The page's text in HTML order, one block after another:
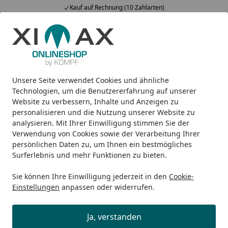
Unsere Seite verwendet Cookies und ähnliche
Technologien, um die Benutzererfahrung auf unserer
Website zu verbessern, Inhalte und Anzeigen zu
personalisieren und die Nutzung unserer Website zu
analysieren. Mit Ihrer Einwilligung stimmen Sie der
Verwendung von Cookies sowie der Verarbeitung Ihrer
persönlichen Daten zu, um Ihnen ein bestmögliches
Surferlebnis und mehr Funktionen zu bieten.
Sie können Ihre Einwilligung jederzeit in den Cookie-
Einstellungen anpassen oder widerrufen.
Ja, verstanden
Kauf auf Rechnung (10 Zahlarten)
Alle Produkte
Mein Konto
Suchen
Startseite
Design-Carports Linea Ximax Carport Linea Typ 80 M-
Ximax Carport Linea Typ 80 M-
Ausführung 495 x 545 cm